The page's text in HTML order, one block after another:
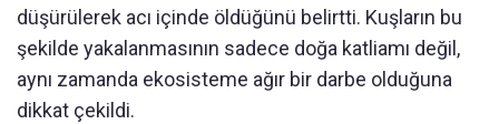
düşürülerek acı içinde öldüğünü belirtti. Kuşların bu
şekilde yakalanmasının sadece doğa katliamı değil,
aynı zamanda ekosisteme ağır bir darbe olduğuna
dikkat çekildi.